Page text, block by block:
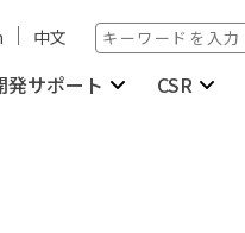
中文
発サポート CSR